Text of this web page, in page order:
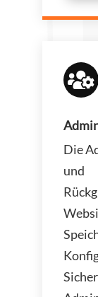

Die
und